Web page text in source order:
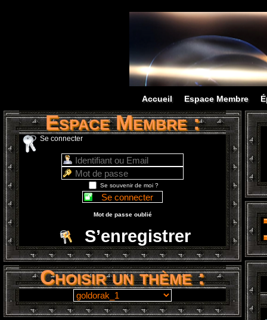
Accueil Espace Membre
Espace Membre :
Se connecter
Se souvenir de moi ?
Mot de passe oublié
S’enregistrer
Choisir un thème :